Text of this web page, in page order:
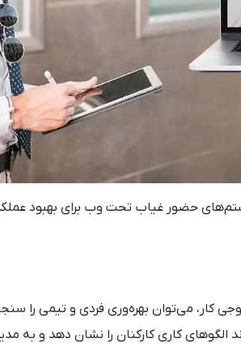
حضور غیاب تحت وب برای بهبود
کار، می‌توان بهره‌وری فردی و تیمی را
کاری کارکنان را نشان دهد و به